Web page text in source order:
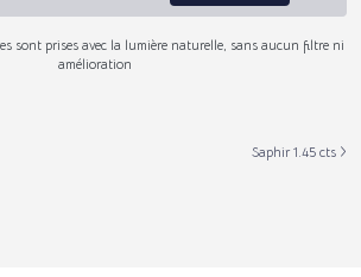
sont prises avec la lumière naturelle, sans aucun filtre ni
amélioration
Saphir 1.45 cts